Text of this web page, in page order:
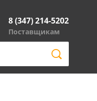
8 (347) 214-5202
Поставщикам